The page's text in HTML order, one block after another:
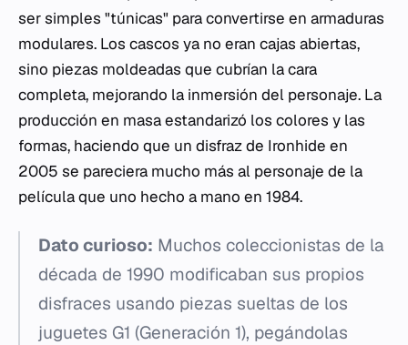
ser simples "túnicas" para convertirse en armaduras
modulares. Los cascos ya no eran cajas abiertas,
sino piezas moldeadas que cubrían la cara
completa, mejorando la inmersión del personaje. La
producción en masa estandarizó los colores y las
formas, haciendo que un disfraz de Ironhide en
2005 se pareciera mucho más al personaje de la
película que uno hecho a mano en 1984.
Dato curioso: Muchos coleccionistas de la
década de 1990 modificaban sus propios
disfraces usando piezas sueltas de los
juguetes G1 (Generación 1), pegándolas